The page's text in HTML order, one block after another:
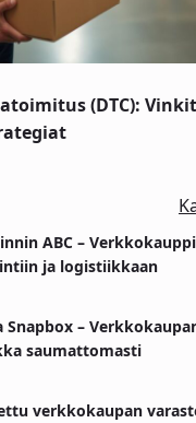
(DTC):
ABC –
ja logistiikkaan
Snapbox –
saumattomasti
verkkokaupan